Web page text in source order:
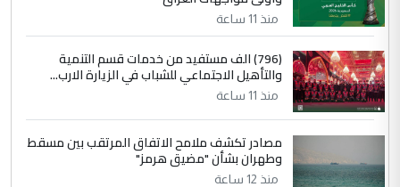
سردار
التعليق : واحد من عصابة علي ماما يسقط
جنسية الرافد الثالث للعراق ومن اصول عريقة
ابا فرات ...
الجواهري يرد على صدام حسين سل
مضجعيك يابن الزنا (نص كامل)
منذ 11 ساعة
(796) الف مستفيد من خدمات قسم التنمية
والتأهيل الاجتماعي للشباب في الزيارة الارب...
منذ 11 ساعة
مصادر تكشف ملامح الاتفاق المرتقب بين مسقط
وطهران بشأن "مضيق هرمز"
منذ 12 ساعة